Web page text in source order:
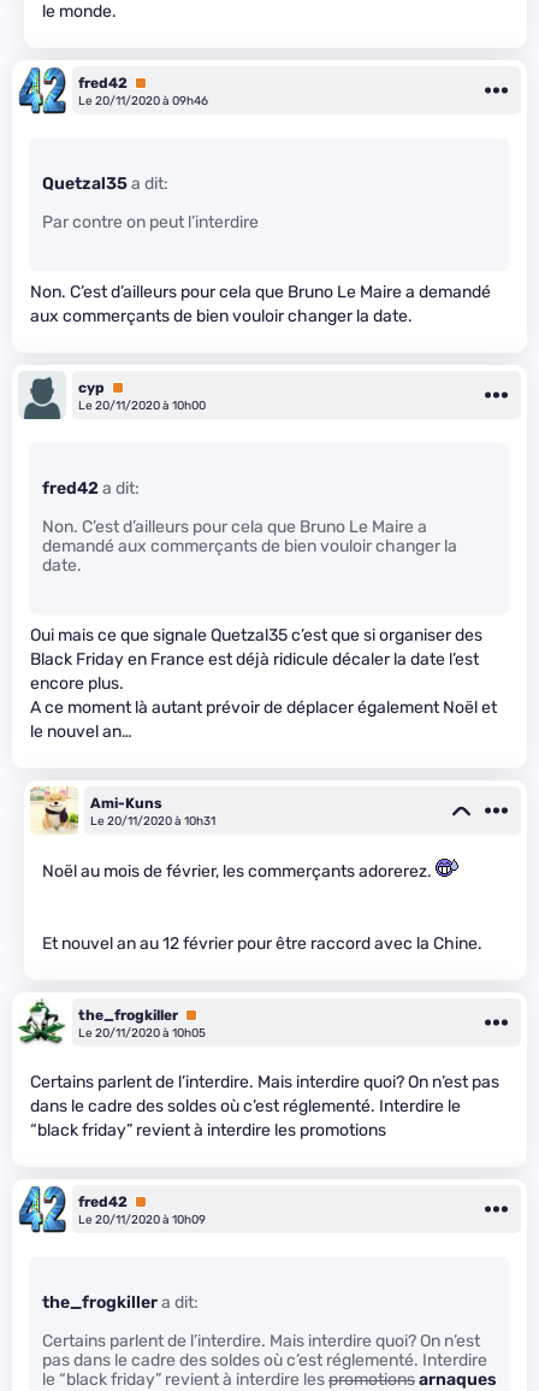
le monde.
fred42 Premium
Le 20/11/2020 à 09h46
Quetzal35a dit:
Par contre on peut l’interdire
Non. C’est d’ailleurs pour cela que Bruno Le Maire a demandé
aux commerçants de bien vouloir changer la date.
cyp
Premium
Le 20/11/2020 à 10h00
fred42a dit:
Non. C’est d’ailleurs pour cela que Bruno Le Maire a
demandé aux commerçants de bien vouloir changer la
date.
Oui mais ce que signale Quetzal35 c’est que si organiser des
Black Friday en France est déjà ridicule décaler la date l’est
encore plus.
A ce moment là autant prévoir de déplacer également Noël et
le nouvel an…
Ami-Kuns
Le 20/11/2020 à 10h31
Noël au mois de février, les commerçants adorerez.
Et nouvel an au 12 février pour être raccord avec la Chine.
the_frogkiller Premium
Le 20/11/2020 à 10h05
Certains parlent de l’interdire. Mais interdire quoi? On n’est pas
dans le cadre des soldes où c’est réglementé. Interdire le
“black friday” revient à interdire les promotions
fred42 Premium
Le 20/11/2020 à 10h09
the_frogkillera dit:
Certains parlent de l’interdire. Mais interdire quoi? On n’est
pas dans le cadre des soldes où c’est réglementé. Interdire
le “black friday” revient à interdire lespromotionsarnaques